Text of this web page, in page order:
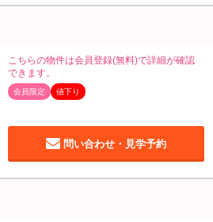
会員限定 値下り
こちらの物件は会員登録(無料)で詳細が確認
できます。
問い合わせ・見学予約